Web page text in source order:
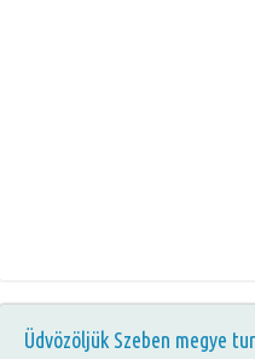
Üdvözöljük Szeben megye